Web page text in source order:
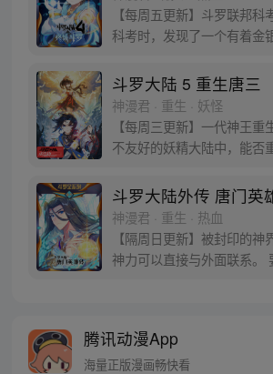
迹，但要给奇迹一个机会。
【每周五更新】斗罗联邦科
科考时，发现了一个有着金
于是赶忙将其带回研究所进
出来了，可孵出来的是一个
类一模一样的孩子；与此同
正在解冻一名银色长发女子
年则在海滨被人发现
斗罗大陆 5 重生唐三
神漫君 · 重生 · 妖怪
【每周三更新】一代神王
不友好的妖精大陆中，能否
路？尽在一代神王至情追妻
第五部，重生唐三!
斗罗大陆外传 唐门英
神漫君 · 重生 · 热血
【隔周日更新】被封印的神
神力可以直接与外面联系。
战！
腾讯动漫App
海量正版漫画畅快看